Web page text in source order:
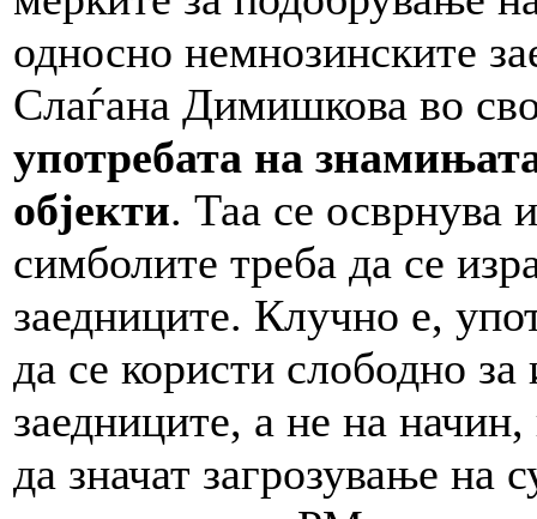
односно немнозинските
Слаѓана Димишкова во
употребата на
објекти. Таа се осврнува
симболите треба да се
заедниците. Клучно е,
да се користи слободно
заедниците, а не на
да значат загрозување на